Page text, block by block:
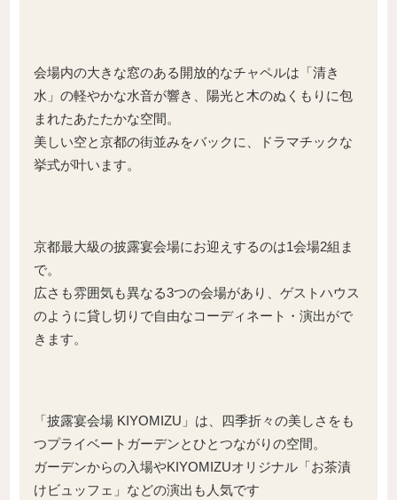
会場内の大きな窓のある開放的なチャペルは「清き
水」の軽やかな水音が響き、陽光と木のぬくもりに包
まれたあたたかな空間。
美しい空と京都の街並みをバックに、ドラマチックな
挙式が叶います。
京都最大級の披露宴会場にお迎えするのは1会場2組ま
で。
広さも雰囲気も異なる3つの会場があり、ゲストハウス
のように貸し切りで自由なコーディネート・演出がで
きます。
「披露宴会場 KIYOMIZU」は、四季折々の美しさをも
つプライベートガーデンとひとつながりの空間。
ガーデンからの入場やKIYOMIZUオリジナル「お茶漬
けビュッフェ」などの演出も人気です